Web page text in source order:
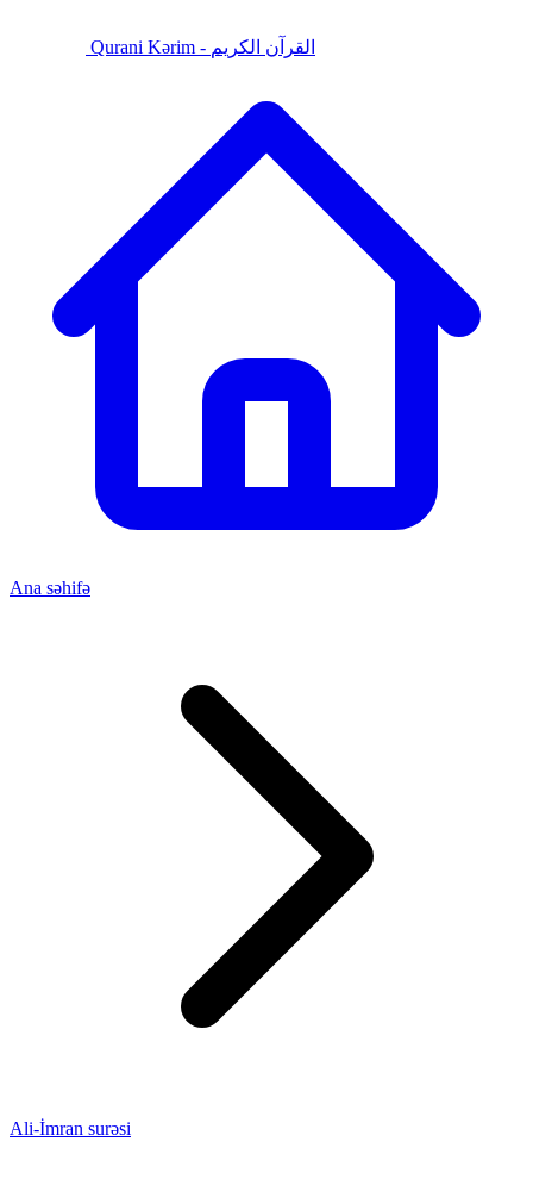
Qurani Kərim - القرآن الكريم
Ana səhifə
Ali-İmran surəsi